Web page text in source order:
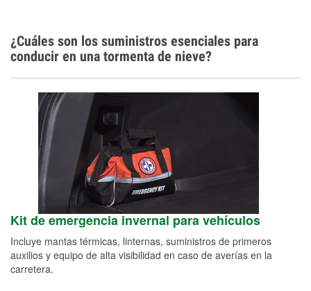
¿Cuáles son los suministros esenciales para
conducir en una tormenta de nieve?
Kit de emergencia invernal para vehículos
Incluye mantas térmicas, linternas, suministros de primeros
auxilios y equipo de alta visibilidad en caso de averías en la
carretera.